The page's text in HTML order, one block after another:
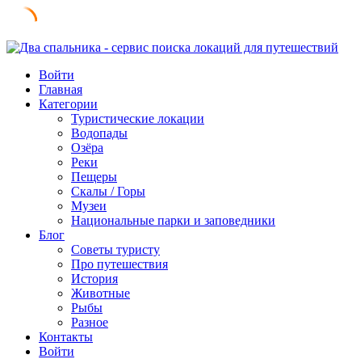
Skip
contentВойти
Главная
Категории
Туристические локации
Водопады
Озёра
Реки
Пещеры
Скалы / Горы
Музеи
Национальные парки и заповедники
Блог
Советы туристу
Про путешествия
История
Животные
Рыбы
Разное
Контакты
Войти